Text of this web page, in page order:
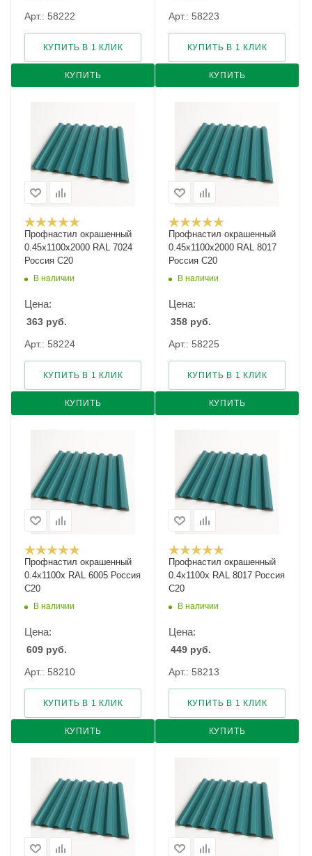
Арт.: 58222
КУПИТЬ
КУПИТЬ В 1 КЛИК
Арт.: 58223
КУПИТЬ
КУПИТЬ В 1 КЛИК
Профнастил окрашенный
0.45х1100х2000 RAL 7024
Россия С20
В наличии
Цена:
363 руб.
Арт.: 58224
КУПИТЬ
КУПИТЬ В 1 КЛИК
Профнастил окрашенный
0.45х1100х2000 RAL 8017
Россия С20
В наличии
Цена:
358 руб.
Арт.: 58225
КУПИТЬ
КУПИТЬ В 1 КЛИК
Профнастил окрашенный
0.4х1100х RAL 6005 Россия
С20
В наличии
Цена:
609 руб.
Арт.: 58210
КУПИТЬ
КУПИТЬ В 1 КЛИК
Профнастил окрашенный
0.4х1100х RAL 8017 Россия
С20
В наличии
Цена:
449 руб.
Арт.: 58213
КУПИТЬ
КУПИТЬ В 1 КЛИК